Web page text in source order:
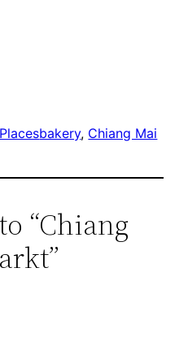
Placesbakery, Chiang Mai
“Chiang